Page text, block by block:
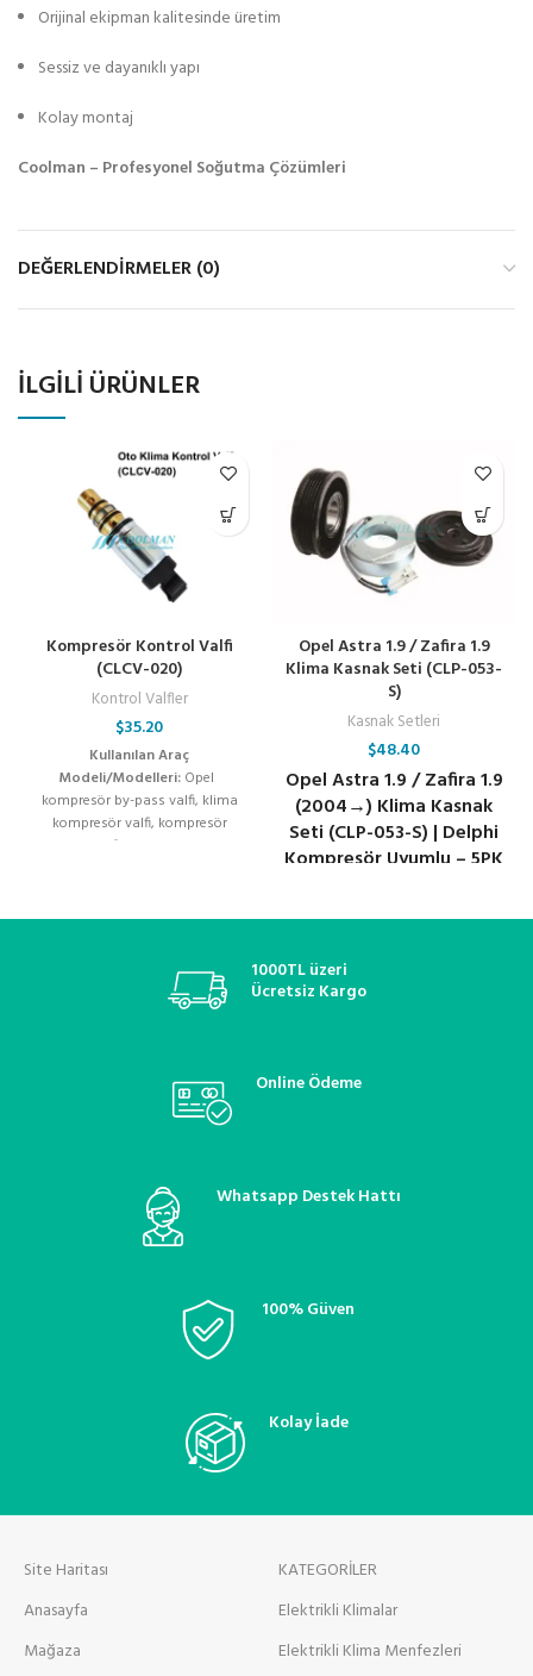
Orijinal ekipman kalitesinde üretim
Sessiz ve dayanıklı yapı
Kolay montaj
Coolman – Profesyonel Soğutma Çözümleri
DEĞERLENDIRMELER (0)
İLGILI ÜRÜNLER
Kompresör Kontrol Valfi
(CLCV-020)
Kontrol Valfler
$35.20
Kullanılan Araç
Modeli/Modelleri:Opel
kompresör by-pass valfi, klima
kompresör valfi, kompresör
kontrol valfi, klima kompresör
valfi, sanden kompresör kontrol
valfi, klima basınç regülatörü,
soğutucu akışkan valfi, klima
Opel Astra 1.9 / Zafira 1.9
Klima Kasnak Seti (CLP-053-
S)
Kasnak Setleri
$48.40
Opel Astra 1.9 / Zafira 1.9
(2004→) Klima Kasnak
Seti (CLP-053-S) | Delphi
Kompresör Uyumlu – 5PK
1000TL üzeri
Ücretsiz Kargo
Online Ödeme
Whatsapp Destek Hattı
100% Güven
Kolay İade
Site Haritası
Anasayfa
Mağaza
KATEGORİLER
Elektrikli Klimalar
Elektrikli Klima Menfezleri